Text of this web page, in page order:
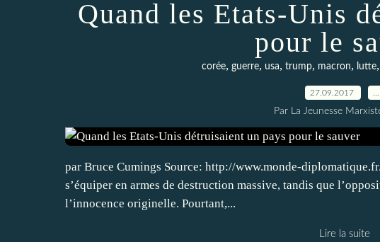
Quand les Etats-Unis
pour le
corée, guerre, usa, trump, macron, lutte,
27.09.2017
Par La Jeunesse
par Bruce Cumings Source: http://www.monde-
s’équiper en armes de destruction massive, tandis que
l’innocence originelle. Pourtant,...
Lire la suite